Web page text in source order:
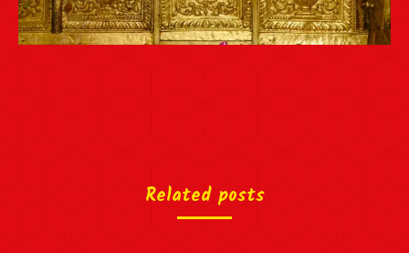
Related posts